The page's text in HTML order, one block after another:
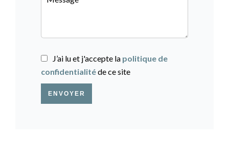
J’ai lu et j'accepte la politique de
confidentialitéde ce site
ENVOYER